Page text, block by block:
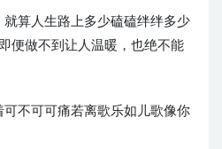
算人生路上多少磕磕绊绊多少
便做不到让人温暖，也绝不能
不可可痛若离歌乐如儿歌像你